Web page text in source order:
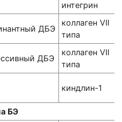
интегрин
ДБЭ
коллаген VII
типа
ДБЭ
коллаген VII
типа
киндлин-1
БЭ